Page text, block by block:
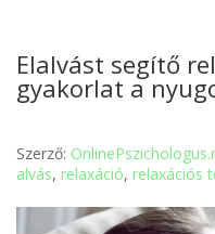
Elalvást segítő
gyakorlat a
Szerző:
alvás, relaxáció, relaxációs